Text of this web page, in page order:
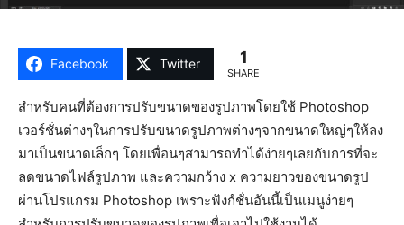
Facebook Twitter 1
SHARE
สำหรับคนที่ต้องการปรับขนาดของรูปภาพโดยใช้ Photoshop
เวอร์ชั่นต่างๆในการปรับขนาดรูปภาพต่างๆจากขนาดใหญ่ๆให้ลง
มาเป็นขนาดเล็กๆ โดยเพื่อนๆสามารถทำได้ง่ายๆเลยกับการที่จะ
ลดขนาดไฟล์รูปภาพ และความกว้าง x ความยาวของขนาดรูป
ผ่านโปรแกรม Photoshop เพราะฟังก์ชั่นอันนี้เป็นเมนูง่ายๆ